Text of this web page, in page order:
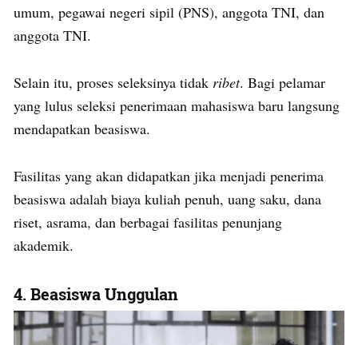
umum, pegawai negeri sipil (PNS), anggota TNI, dan
anggota TNI.
Selain itu, proses seleksinya tidak ribet. Bagi pelamar
yang lulus seleksi penerimaan mahasiswa baru langsung
mendapatkan beasiswa.
Fasilitas yang akan didapatkan jika menjadi penerima
beasiswa adalah biaya kuliah penuh, uang saku, dana
riset, asrama, dan berbagai fasilitas penunjang
akademik.
4.Beasiswa Unggulan